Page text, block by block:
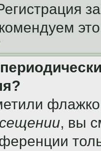
, вы